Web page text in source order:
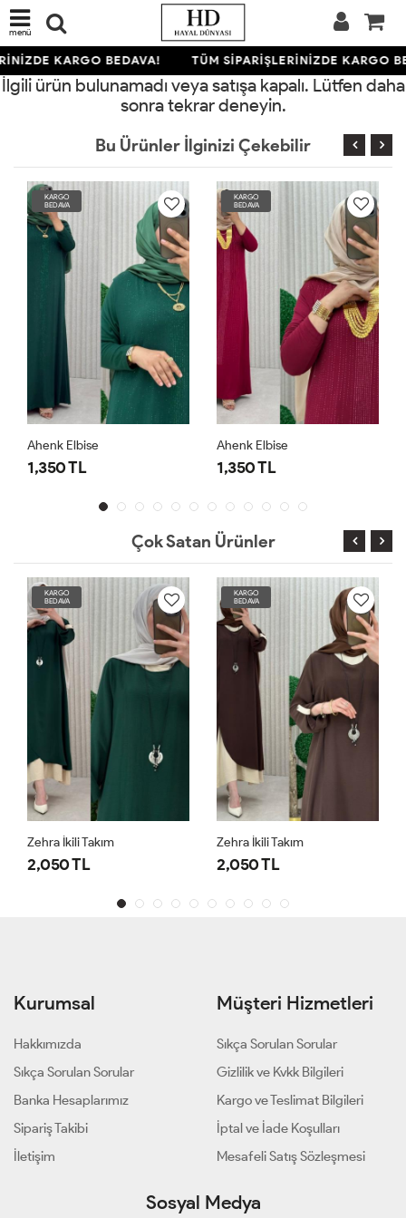
menü
KARGO BEDAVA! TÜM SİPARİŞLERİNİZDE KARGO
İlgili ürün bulunamadı veya satışa kapalı. Lütfen daha
sonra tekrar deneyin.
Bu Ürünler İlginizi Çekebilir
KARGO
BEDAVA
Ahenk Elbise
1,350 TL
KARGO
BEDAVA
Ahenk Elbise
1,350 TL
Çok Satan Ürünler
KARGO
BEDAVA
Zehra İkili Takım
2,050 TL
KARGO
BEDAVA
Zehra İkili Takım
2,050 TL
Kurumsal
Hakkımızda
Sıkça Sorulan Sorular
Banka Hesaplarımız
Sipariş Takibi
İletişim
Müşteri Hizmetleri
Sıkça Sorulan Sorular
Gizlilik ve Kvkk Bilgileri
Kargo ve Teslimat Bilgileri
İptal ve İade Koşulları
Mesafeli Satış Sözleşmesi
Sosyal Medya